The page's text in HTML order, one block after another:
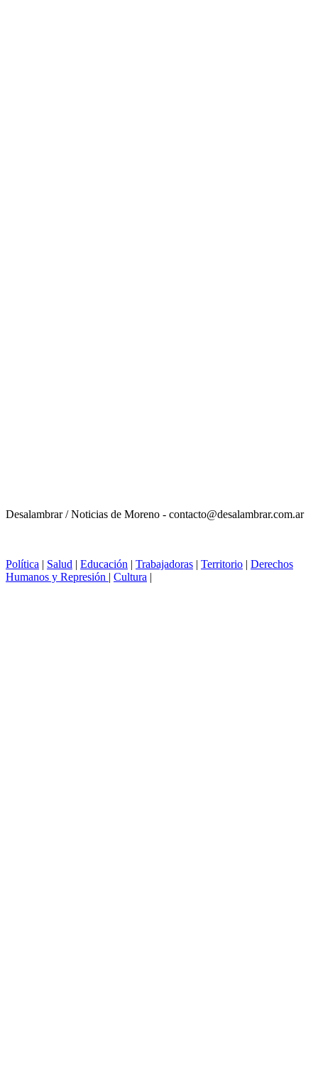
Desalambrar / Noticias de Moreno - contacto@desalambrar.com.ar
Política | Salud | Educación | Trabajadoras | Territorio | Derechos
Humanos y Represión | Cultura |